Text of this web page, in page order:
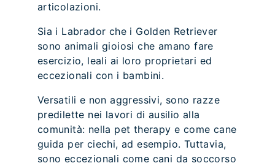
articolazioni.
Sia i Labrador che i Golden Retriever
sono animali gioiosi che amano fare
esercizio, leali ai loro proprietari ed
eccezionali con i bambini.
Versatili e non aggressivi, sono razze
predilette nei lavori di ausilio alla
comunità: nella pet therapy e come cane
guida per ciechi, ad esempio. Tuttavia,
sono eccezionali come cani da soccorso